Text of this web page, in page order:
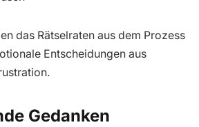
das Rätselraten aus dem Prozess
Entscheidungen aus
Gedanken